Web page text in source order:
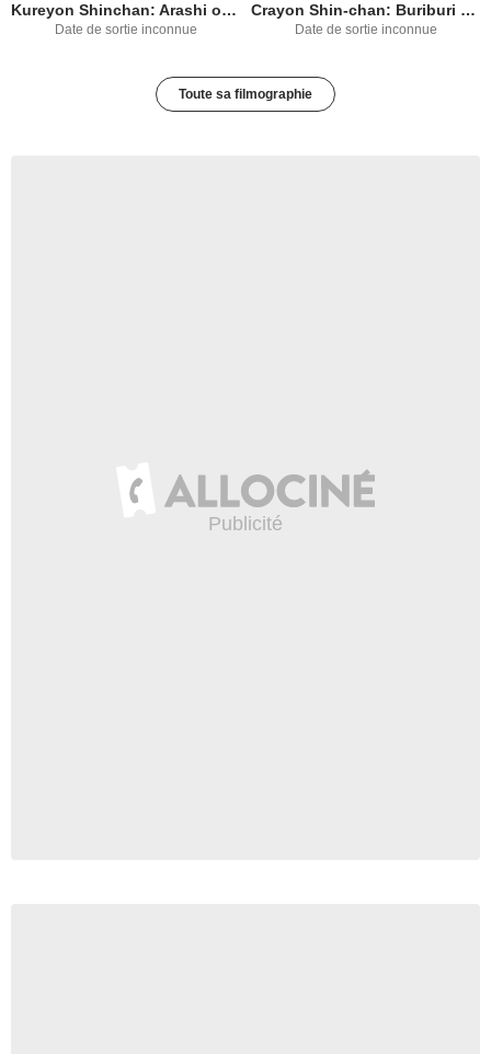
Kureyon Shinchan: Arashi o Yobu: Appare! Sengoku Daikassen
Date de sortie inconnue
Crayon Shin-chan: Buriburi Ôkoku no hihô
Date de sortie inconnue
Toute sa filmographie